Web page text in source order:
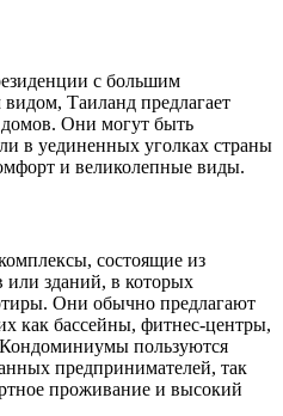
с большим
Таиланд предлагает
Они могут быть
в уединенных уголках страны
и великолепные виды.
состоящие из
или зданий, в которых
Они обычно предлагают
как бассейны, фитнес-центры,
пользуются
предпринимателей, так
проживание и высокий